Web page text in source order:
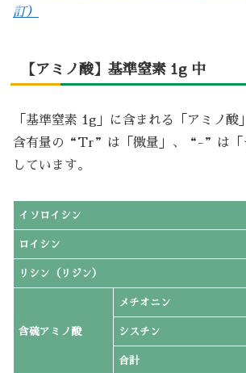
訂）
【アミノ酸】基準窒素 1g 中
「基準窒素 1g」に含まれる「アミノ酸
含有量の“Tr”は「微量」、“-”は「
しています。
イソロイシン
ロイシン
リシン（リジン）
含硫アミノ酸
メチオニン
シスチン
合計